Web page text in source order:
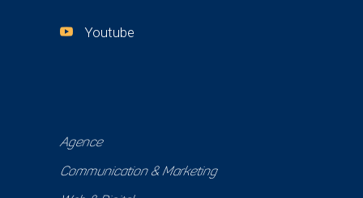
Youtube
Agence
Communication & Marketing